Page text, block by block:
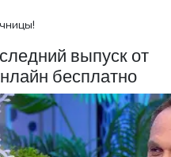
выпуск от
бесплатно